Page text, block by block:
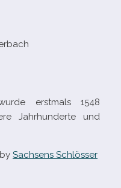
erst­mals 1548
Jahrhunderte und
Sachsens Schlösser